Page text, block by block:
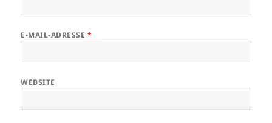
E-MAIL-ADRESSE *
WEBSITE